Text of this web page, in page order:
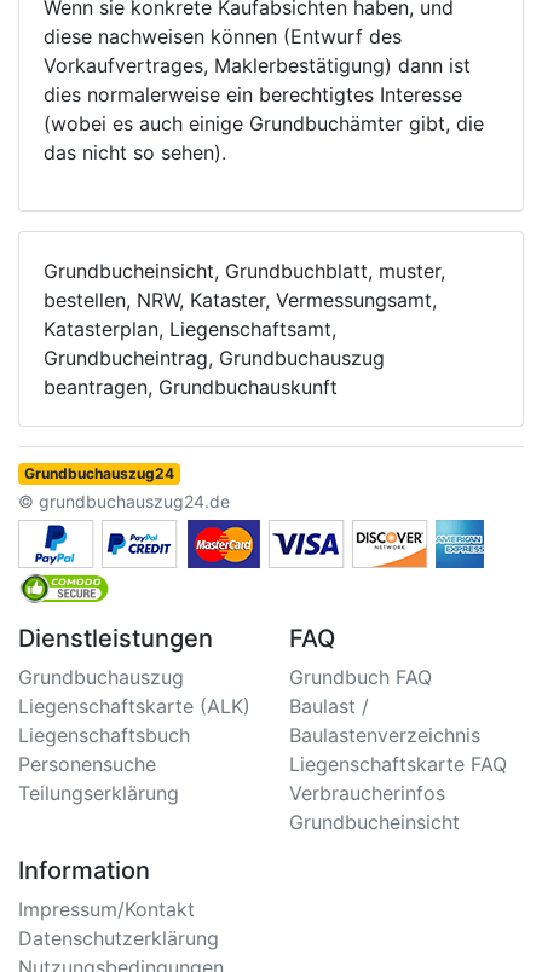
Wenn sie konkrete Kaufabsichten haben, und
diese nachweisen können (Entwurf des
Vorkaufvertrages, Maklerbestätigung) dann ist
dies normalerweise ein berechtigtes Interesse
(wobei es auch einige Grundbuchämter gibt, die
das nicht so sehen).
Grundbucheinsicht, Grundbuchblatt, muster,
bestellen, NRW, Kataster, Vermessungsamt,
Katasterplan, Liegenschaftsamt,
Grundbucheintrag, Grundbuchauszug
beantragen, Grundbuchauskunft
Grundbuchauszug24
© grundbuchauszug24.de
Dienstleistungen
Grundbuchauszug
Liegenschaftskarte (ALK)
Liegenschaftsbuch
Personensuche
Teilungserklärung
FAQ
Grundbuch FAQ
Baulast /
Baulastenverzeichnis
Liegenschaftskarte FAQ
Verbraucherinfos
Grundbucheinsicht
Information
Impressum/Kontakt
Datenschutzerklärung